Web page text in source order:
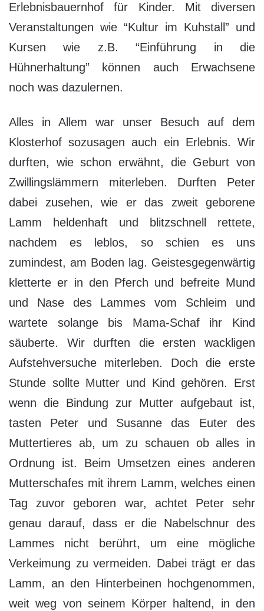
Erlebnisbauernhof für Kinder. Mit diversen
Veranstaltungen wie “Kultur im Kuhstall” und
Kursen wie z.B. “Einführung in die
Hühnerhaltung” können auch Erwachsene
noch was dazulernen.
Alles in Allem war unser Besuch auf dem
Klosterhof sozusagen auch ein Erlebnis. Wir
durften, wie schon erwähnt, die Geburt von
Zwillingslämmern miterleben. Durften Peter
dabei zusehen, wie er das zweit geborene
Lamm heldenhaft und blitzschnell rettete,
nachdem es leblos, so schien es uns
zumindest, am Boden lag. Geistesgegenwärtig
kletterte er in den Pferch und befreite Mund
und Nase des Lammes vom Schleim und
wartete solange bis Mama-Schaf ihr Kind
säuberte. Wir durften die ersten wackligen
Aufstehversuche miterleben. Doch die erste
Stunde sollte Mutter und Kind gehören. Erst
wenn die Bindung zur Mutter aufgebaut ist,
tasten Peter und Susanne das Euter des
Muttertieres ab, um zu schauen ob alles in
Ordnung ist. Beim Umsetzen eines anderen
Mutterschafes mit ihrem Lamm, welches einen
Tag zuvor geboren war, achtet Peter sehr
genau darauf, dass er die Nabelschnur des
Lammes nicht berührt, um eine mögliche
Verkeimung zu vermeiden. Dabei trägt er das
Lamm, an den Hinterbeinen hochgenommen,
weit weg von seinem Körper haltend, in den